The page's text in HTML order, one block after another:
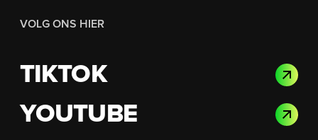
VOLG ONS HIER
TIKTOK
YOUTUBE